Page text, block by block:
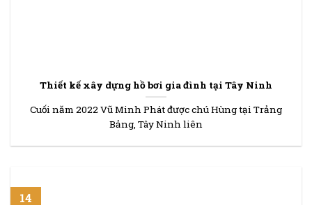
Thiết kế xây dựng hồ bơi gia đình tại Tây Ninh
Cuối năm 2022 Vũ Minh Phát được chú Hùng tại Trảng
Bảng, Tây Ninh liên
14